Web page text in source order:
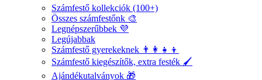
Számfestő kollekciók (100+)
Összes számfestőnk 🎨
Legnépszerűbbek 💜
Legújabbak
Számfestő gyerekeknek 👨‍👩‍👧‍👦
Számfestő kiegészítők, extra festék 🖌️
Ajándékutalványok 🎁